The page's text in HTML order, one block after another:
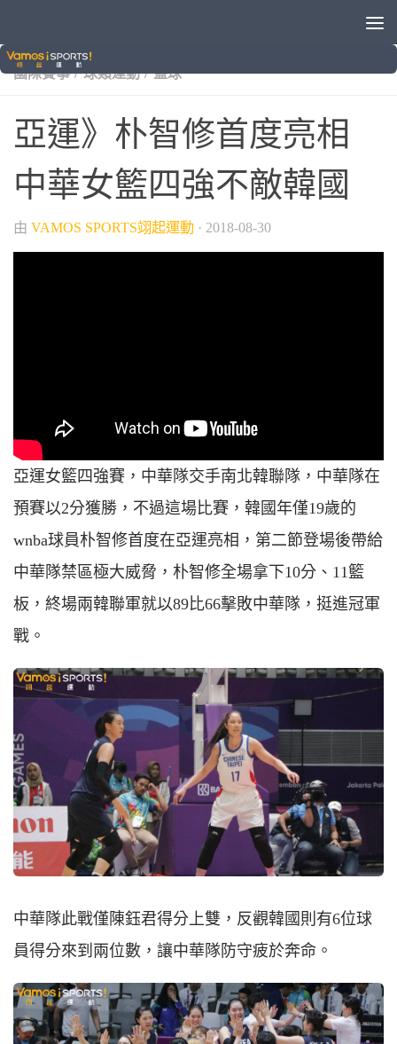
2018雅加達巨港亞運
國際賽事 / 球類運動 / 籃球
亞運》朴智修首度亮相
中華女籃四強不敵韓國
由 VAMOS SPORTS翊起運動 · 2018-08-30
亞運女籃四強賽，中華隊交手南北韓聯隊，中華隊在
預賽以2分獲勝，不過這場比賽，韓國年僅19歲的
wnba球員朴智修首度在亞運亮相，第二節登場後帶給
中華隊禁區極大威脅，朴智修全場拿下10分、11籃
板，終場兩韓聯軍就以89比66擊敗中華隊，挺進冠軍
戰。
中華隊此戰僅陳鈺君得分上雙，反觀韓國則有6位球
員得分來到兩位數，讓中華隊防守疲於奔命。